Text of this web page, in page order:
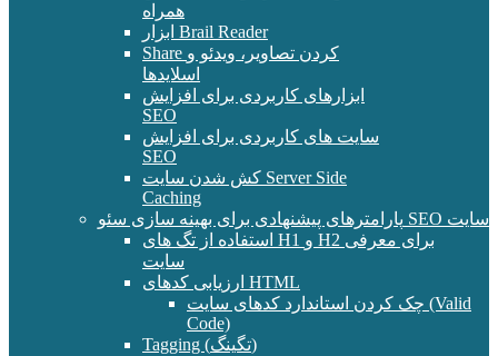
همراه
ابزار Brail Reader
Share کردن تصاویر، ویدئو و
اسلایدها
ابزارهای کاربردی برای افزایش
SEO
سایت های کاربردی برای افزایش
SEO
کش شدن سایت Server Side
Caching
پارامترهای پیشنهادی برای بهینه سازی سئو SEO سایت
استفاده از تگ های H1 و H2 برای معرفی
سایت
ارزیابی کدهای HTML
چک کردن استاندارد کدهای سایت (Valid
Code)
Tagging (تگینگ)